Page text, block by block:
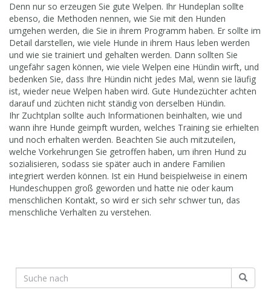
Denn nur so erzeugen Sie gute Welpen. Ihr Hundeplan sollte
ebenso, die Methoden nennen, wie Sie mit den Hunden
umgehen werden, die Sie in ihrem Programm haben. Er sollte im
Detail darstellen, wie viele Hunde in ihrem Haus leben werden
und wie sie trainiert und gehalten werden. Dann sollten Sie
ungefähr sagen können, wie viele Welpen eine Hündin wirft, und
bedenken Sie, dass Ihre Hündin nicht jedes Mal, wenn sie läufig
ist, wieder neue Welpen haben wird. Gute Hundezüchter achten
darauf und züchten nicht ständig von derselben Hündin.
Ihr Zuchtplan sollte auch Informationen beinhalten, wie und
wann ihre Hunde geimpft wurden, welches Training sie erhielten
und noch erhalten werden. Beachten Sie auch mitzuteilen,
welche Vorkehrungen Sie getroffen haben, um ihren Hund zu
sozialisieren, sodass sie später auch in andere Familien
integriert werden können. Ist ein Hund beispielweise in einem
Hundeschuppen groß geworden und hatte nie oder kaum
menschlichen Kontakt, so wird er sich sehr schwer tun, das
menschliche Verhalten zu verstehen.